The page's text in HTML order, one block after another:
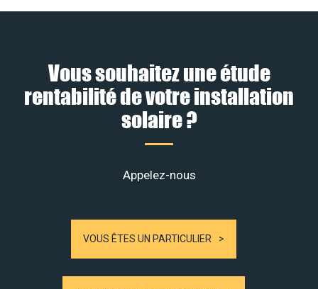
Vous souhaitez une étude
rentabilité de votre installation
solaire ?
Appelez-nous
VOUS ÊTES UN PARTICULIER